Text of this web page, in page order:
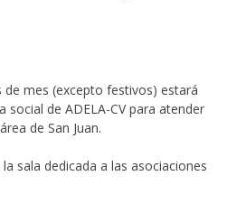
de mes (excepto festivos) estará
de ADELA-CV para atender
de San Juan.
sala dedicada a las asociaciones